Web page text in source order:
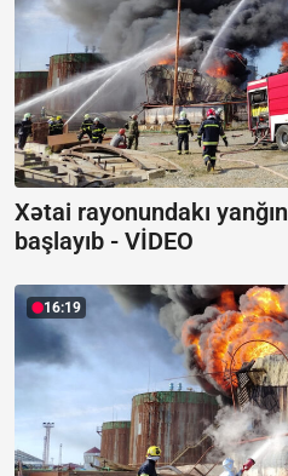
Xətai rayonundakı
başlayıb - VİDEO
16:19